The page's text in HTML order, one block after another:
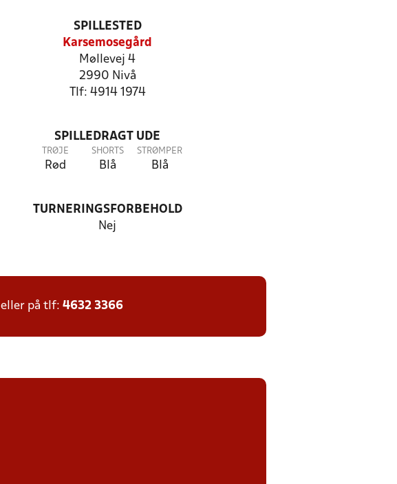
SPILLESTED
Karsemosegård
Møllevej 4
2990 Nivå
Tlf: 4914 1974
SPILLEDRAGT UDE
TRØJE
Rød
SHORTS
Blå
STRØMPER
Blå
TURNERINGSFORBEHOLD
Nej
eller på tlf: 4632 3366